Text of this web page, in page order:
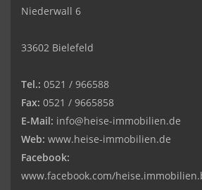
Niederwall 6
33602 Bielefeld
Tel.: 0521 / 966588
Fax: 0521 / 9665858
E-Mail: info@heise-immobilien.de
Web: www.heise-immobilien.de
Facebook:
www.facebook.com/